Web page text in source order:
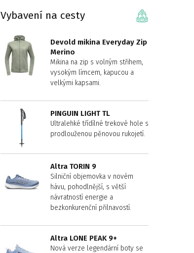
Vybavení na cesty
Devold mikina Everyday Zip
Merino
Mikina na zip s volným střihem,
vysokým límcem, kapucou a
velkými kapsami.
PINGUIN LIGHT TL
Ultralehké třídílné trekové hole s
prodlouženou pěnovou rukojetí.
Altra TORIN 9
Silniční objemovka v novém
hávu, pohodlnější, s větší
návratností energie a
bezkonkurenční přilnavostí.
Altra LONE PEAK 9+
Nová verze legendární boty se